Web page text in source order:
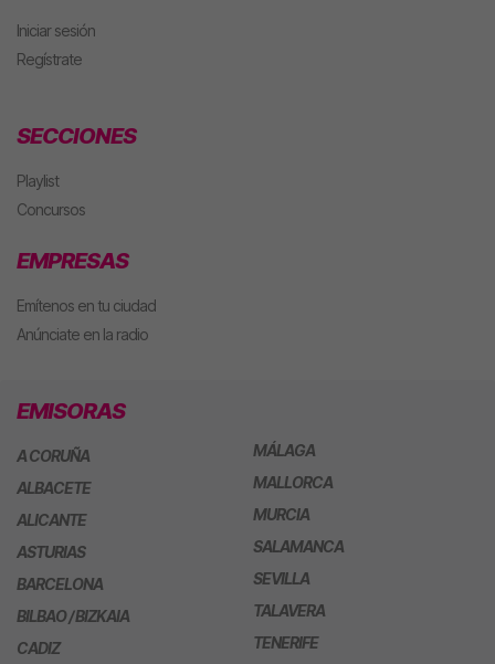
Iniciar sesión
Regístrate
SECCIONES
Playlist
Concursos
EMPRESAS
Emítenos en tu ciudad
Anúnciate en la radio
EMISORAS
A CORUÑA
ALBACETE
ALICANTE
ASTURIAS
BARCELONA
BILBAO / BIZKAIA
CADIZ
MÁLAGA
MALLORCA
MURCIA
SALAMANCA
SEVILLA
TALAVERA
TENERIFE